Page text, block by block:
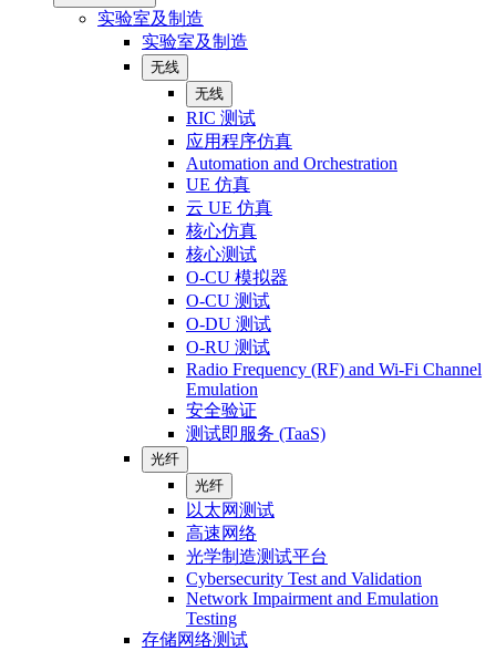
实验室及制造
实验室及制造
无线
无线
RIC 测试
应用程序仿真
Automation and Orchestration
UE 仿真
云 UE 仿真
核心仿真
核心测试
O-CU 模拟器
O-CU 测试
O-DU 测试
O-RU 测试
Radio Frequency (RF) and Wi-Fi Channel
Emulation
安全验证
测试即服务 (TaaS)
光纤
光纤
以太网测试
高速网络
光学制造测试平台
Cybersecurity Test and Validation
Network Impairment and Emulation
Testing
存储网络测试